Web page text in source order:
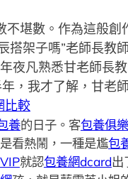
數。作為這般創
架子嗎”老師長教
夜凡熟悉甘老師長
，我才了解，甘老
比較
養的日子。客包養俱
是看熱鬧，一種是尷包
就認包養網dcard出